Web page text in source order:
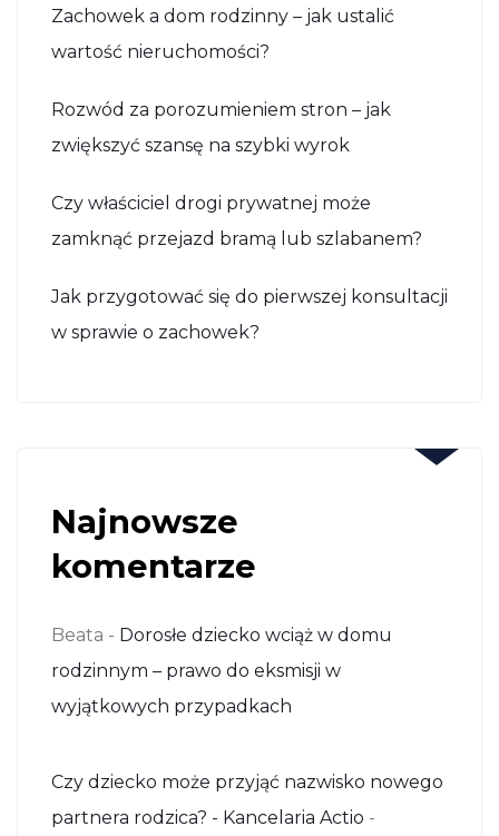
Zachowek a dom rodzinny – jak ustalić
wartość nieruchomości?
Rozwód za porozumieniem stron – jak
zwiększyć szansę na szybki wyrok
Czy właściciel drogi prywatnej może
zamknąć przejazd bramą lub szlabanem?
Jak przygotować się do pierwszej konsultacji
w sprawie o zachowek?
Najnowsze
komentarze
Beata - Dorosłe dziecko wciąż w domu
rodzinnym – prawo do eksmisji w
wyjątkowych przypadkach
Czy dziecko może przyjąć nazwisko nowego
partnera rodzica? - Kancelaria Actio -